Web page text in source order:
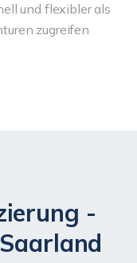
und flexibler als
zugreifen
-